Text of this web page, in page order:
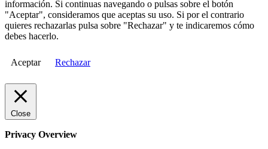
información. Si continuas navegando o pulsas sobre el botón
"Aceptar", consideramos que aceptas su uso. Si por el contrario
quieres rechazarlas pulsa sobre "Rechazar" y te indicaremos cómo
debes hacerlo.
Aceptar Rechazar
Close
Privacy Overview